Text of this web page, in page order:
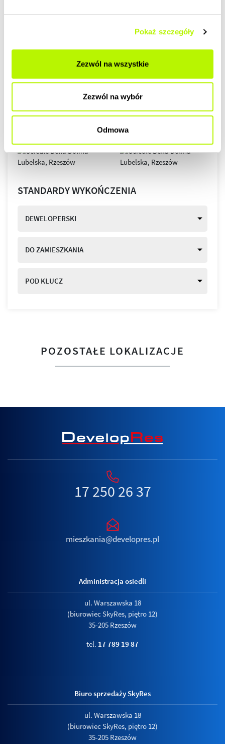
Pokaż szczegóły
Zezwól na wszystkie
Zezwól na wybór
Odmowa
STANDARDY WYKOŃCZENIA
DEWELOPERSKI
DO ZAMIESZKANIA
POD KLUCZ
POZOSTAŁE LOKALIZACJE
17 250 26 37
mieszkania@developres.pl
Administracja osiedli
ul. Warszawska 18
(biurowiec SkyRes, piętro 12)
35-205 Rzeszów
tel. 17 789 19 87
Biuro sprzedaży SkyRes
ul. Warszawska 18
(biurowiec SkyRes, piętro 12)
35-205 Rzeszów